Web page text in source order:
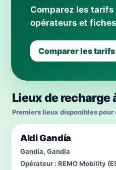
Comparez les tarifs
opérateurs et
Comparer les tarifs
Lieux de recharge
Premiers lieux disponibles
Aldi Gandía
Gandía, Gandía
Opérateur : REMO Mobility